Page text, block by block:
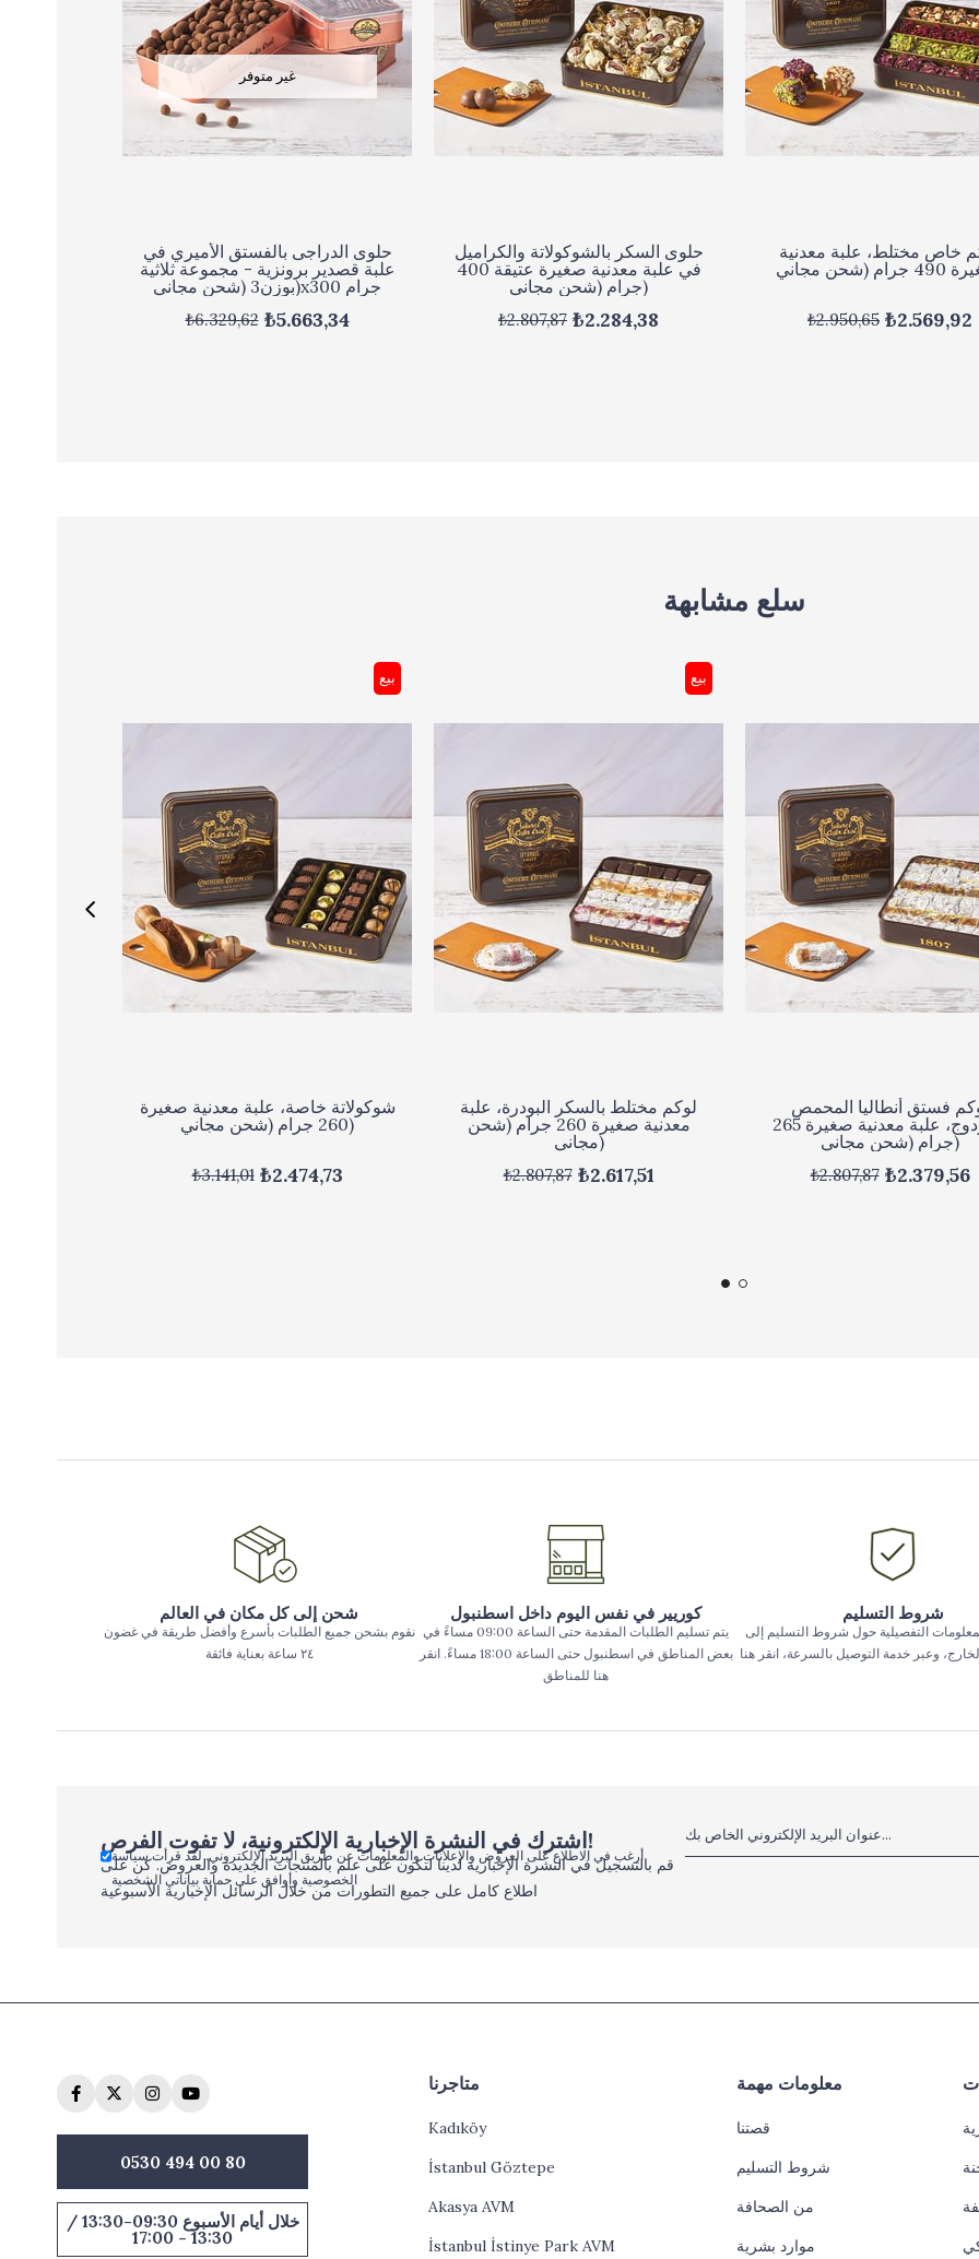
غير متوفر
حلوى الدراجى بالفستق الأميري في
علبة قصدير برونزية - مجموعة ثلاثية
بوزن3 (شحن مجاني)x300 جرام
₺5.663,34
₺6.329,62
حلوى السكر بالشوكولاتة والكراميل
في علبة معدنية صغيرة عتيقة 400
جرام (شحن مجاني)
₺2.284,38
₺2.807,87
خاص مختلط، علبة معدنية
₺2.569,92
₺2.950,65
سلع مشابهة
بيع
شوكولاتة خاصة، علبة معدنية صغيرة
260 جرام (شحن مجاني)
₺2.474,73
₺3.141,01
بيع
لوكم مختلط بالسكر البودرة، علبة
معدنية صغيرة 260 جرام (شحن
مجاني)
₺2.617,51
₺2.807,87
فستق أنطاليا المحمص
المزدوج، علبة معدنية صغيرة 265
جرام (شحن مجاني)
₺2.379,56
₺2.807,87
شحن إلى كل مكان في العالم
نقوم بشحن جميع الطلبات بأسرع وأفضل طريقة في غضون
٢٤ ساعة بعناية فائقة
كوريير في نفس اليوم داخل اسطنبول
يتم تسليم الطلبات المقدمة حتى الساعة 09:00 مساءً في
بعض المناطق في اسطنبول حتى الساعة 18:00 مساءً. انقر
هنا للمناطق
شروط التسليم
التفصيلية حول شروط التسليم إلى
وعبر خدمة التوصيل بالسرعة، انقر هنا
اشترك في النشرة الإخبارية الإلكترونية، لا تفوت الفرص!
قم بالتسجيل في النشرة الإخبارية لدينا لتكون على علم بالمنتجات الجديدة والعروض. كن على
اطلاع كامل على جميع التطورات من خلال الرسائل الإخبارية الأسبوعية
أرغب في الاطلاع على العروض والإعلانات والمعلومات عن طريق البريد الإلكتروني. لقد قرأت سياسة
الخصوصية وأوافق على حماية بياناتي الشخصية
0530 494 00 80
خلال أيام الأسبوع 09:30-13:30 /
13:30 - 17:00
متاجرنا
Kadıköy
İstanbul Göztepe
Akasya AVM
İstanbul İstinye Park AVM
معلومات مهمة
قصتنا
شروط التسليم
من الصحافة
موارد بشرية